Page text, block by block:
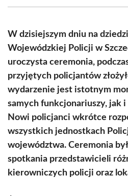
(Twitter)
W dzisiejszym dniu na
Wojewódzkiej Policji w
uroczysta ceremonia,
przyjętych policjantów
wydarzenie jest istotnym
samych funkcjonariuszy, jak i
Nowi policjanci wkrótce
wszystkich jednostkach
województwa. Ceremonia
spotkania przedstawicieli
kierowniczych policji oraz